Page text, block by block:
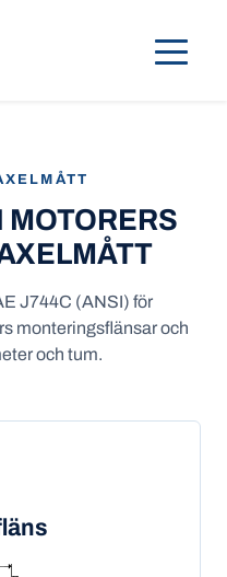
MOTORERS
J744C (ANSI) för
monteringsflänsar och
och tum.